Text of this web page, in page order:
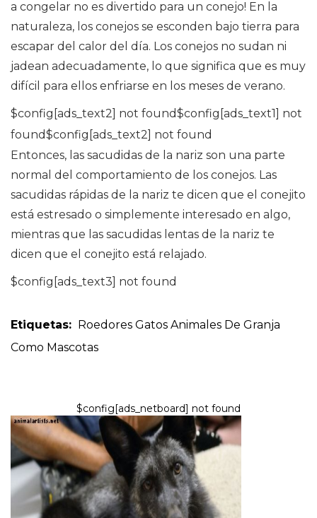
a congelar no es divertido para un conejo! En la
naturaleza, los conejos se esconden bajo tierra para
escapar del calor del día. Los conejos no sudan ni
jadean adecuadamente, lo que significa que es muy
difícil para ellos enfriarse en los meses de verano.
$config[ads_text2] not found$config[ads_text1] not
found$config[ads_text2] not found
Entonces, las sacudidas de la nariz son una parte
normal del comportamiento de los conejos. Las
sacudidas rápidas de la nariz te dicen que el conejito
está estresado o simplemente interesado en algo,
mientras que las sacudidas lentas de la nariz te
dicen que el conejito está relajado.
$config[ads_text3] not found
Etiquetas: Roedores Gatos Animales De Granja
Como Mascotas
$config[ads_netboard] not found